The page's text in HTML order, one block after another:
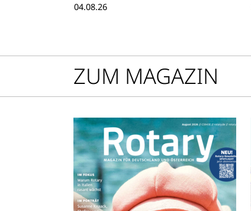
04.08.26
ZUM MAGAZIN